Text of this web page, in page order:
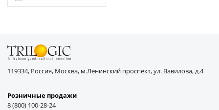
119334, Россия, Москва, м.Ленинский проспект, ул. Вавилова, д.4
Розничные продажи
8 (800) 100-28-24